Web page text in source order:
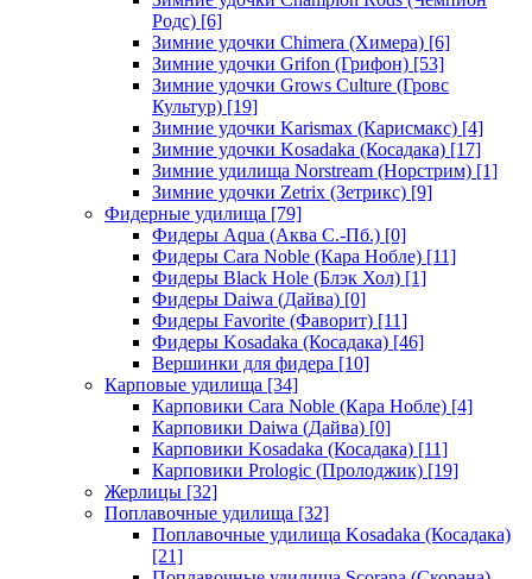
Родс) [6]
Зимние удочки Chimera (Химера) [6]
Зимние удочки Grifon (Грифон) [53]
Зимние удочки Grows Culture (Гровс
Культур) [19]
Зимние удочки Karismax (Карисмакс) [4]
Зимние удочки Kosadaka (Косадака) [17]
Зимние удилища Norstream (Норстрим) [1]
Зимние удочки Zetrix (Зетрикс) [9]
Фидерные удилища [79]
Фидеры Aqua (Аква С.-Пб.) [0]
Фидеры Cara Noble (Кара Нобле) [11]
Фидеры Black Hole (Блэк Хол) [1]
Фидеры Daiwa (Дайва) [0]
Фидеры Favorite (Фаворит) [11]
Фидеры Kosadaka (Косадака) [46]
Вершинки для фидера [10]
Карповые удилища [34]
Карповики Cara Noble (Кара Нобле) [4]
Карповики Daiwa (Дайва) [0]
Карповики Kosadaka (Косадака) [11]
Карповики Prologic (Пролоджик) [19]
Жерлицы [32]
Поплавочные удилища [32]
Поплавочные удилища Kosadaka (Косадака)
[21]